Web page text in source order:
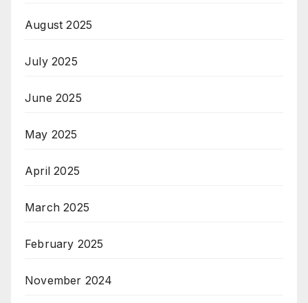
August 2025
July 2025
June 2025
May 2025
April 2025
March 2025
February 2025
November 2024